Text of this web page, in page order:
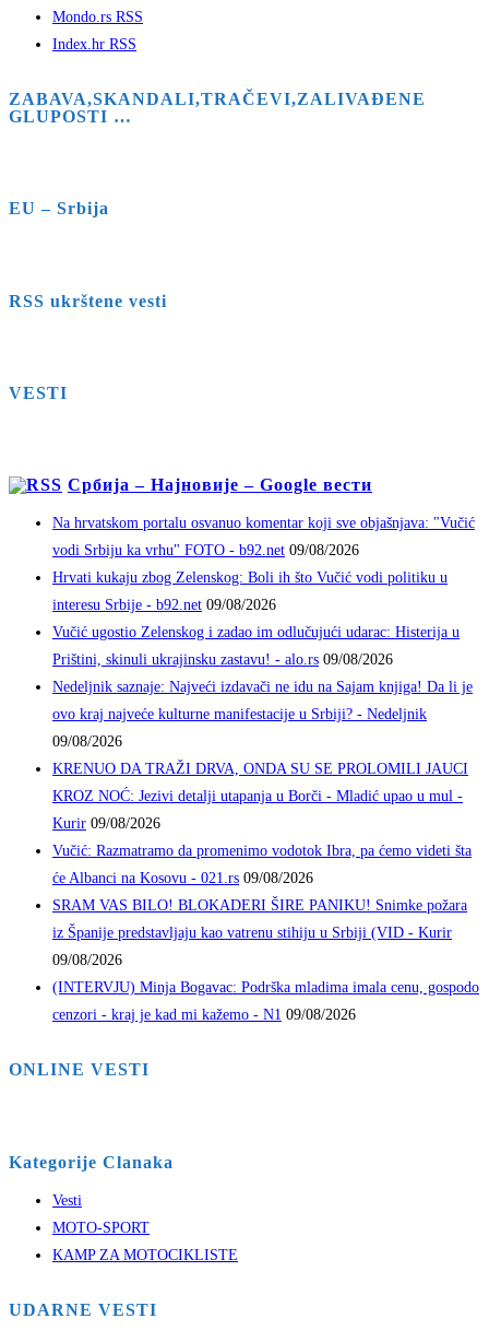
Mondo.rs RSS
Index.hr RSS
ZABAVA,SKANDALI,TRAČEVI,ZALIVAĐENE
GLUPOSTI …
EU – Srbija
RSS ukrštene vesti
VESTI
Србија – Најновије – Google вести
Na hrvatskom portalu osvanuo komentar koji sve objašnjava: "Vučić
vodi Srbiju ka vrhu" FOTO - b92.net 09/08/2026
Hrvati kukaju zbog Zelenskog: Boli ih što Vučić vodi politiku u
interesu Srbije - b92.net 09/08/2026
Vučić ugostio Zelenskog i zadao im odlučujući udarac: Histerija u
Prištini, skinuli ukrajinsku zastavu! - alo.rs 09/08/2026
Nedeljnik saznaje: Najveći izdavači ne idu na Sajam knjiga! Da li je
ovo kraj najveće kulturne manifestacije u Srbiji? - Nedeljnik
09/08/2026
KRENUO DA TRAŽI DRVA, ONDA SU SE PROLOMILI JAUCI
KROZ NOĆ: Jezivi detalji utapanja u Borči - Mladić upao u mul -
Kurir 09/08/2026
Vučić: Razmatramo da promenimo vodotok Ibra, pa ćemo videti šta
će Albanci na Kosovu - 021.rs 09/08/2026
SRAM VAS BILO! BLOKADERI ŠIRE PANIKU! Snimke požara
iz Španije predstavljaju kao vatrenu stihiju u Srbiji (VID - Kurir
09/08/2026
(INTERVJU) Minja Bogavac: Podrška mladima imala cenu, gospodo
cenzori - kraj je kad mi kažemo - N1 09/08/2026
ONLINE VESTI
Kategorije Clanaka
Vesti
MOTO-SPORT
KAMP ZA MOTOCIKLISTE
UDARNE VESTI